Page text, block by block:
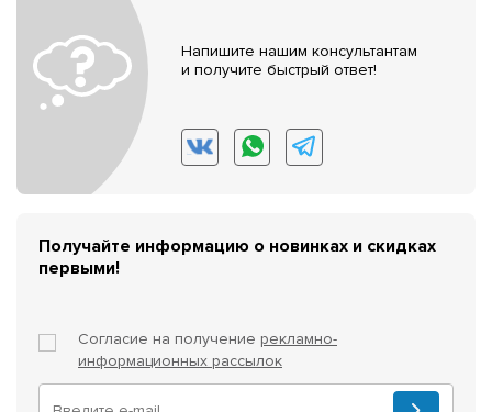
Напишите нашим консультантам
и получите быстрый ответ!
Получайте информацию о новинках и скидках
первыми!
Согласие на получение рекламно-
информационных рассылок